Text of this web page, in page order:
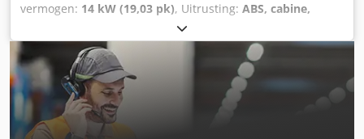
vermogen: 14 kW (19,03 pk), Uitrusting: ABS, cabine,
fronthef, vierwielaandrijving, John Deere 670
boerderijtrekker * Traploze achter-aftakas *
Voorhefinrichting * Voorhydrauliek * Achterhefinrichting *
Schakelbare vierwielaandrijving * Draaibare
sneeuwschuiver Technische gegevens: Dkjdpfxoy Skl Uj
Adrjr * Motor: Yanmar 3-cilinder diesel * Vermogen: 14,4
kW * Cilinderinhoud: 0,9 l * Gewicht: ca. 843 kg *